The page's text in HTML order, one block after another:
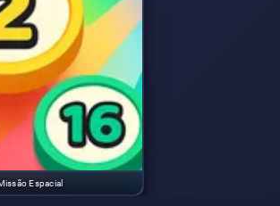
Espacial